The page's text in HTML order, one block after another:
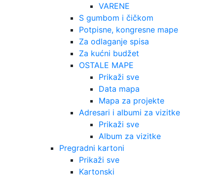
VARENE
S gumbom i čičkom
Potpisne, kongresne mape
Za odlaganje spisa
Za kućni budžet
OSTALE MAPE
Prikaži sve
Data mapa
Mapa za projekte
Adresari i albumi za vizitke
Prikaži sve
Album za vizitke
Pregradni kartoni
Prikaži sve
Kartonski